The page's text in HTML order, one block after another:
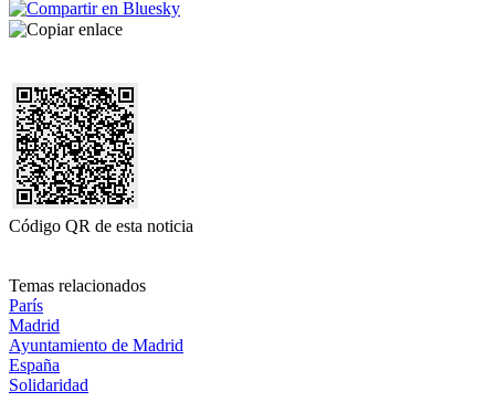
Código QR de esta noticia
Temas relacionados
París
Madrid
Ayuntamiento de Madrid
España
Solidaridad